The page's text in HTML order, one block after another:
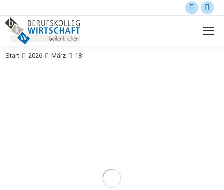
Sie befinden sich hier:
Start 2026 März 18